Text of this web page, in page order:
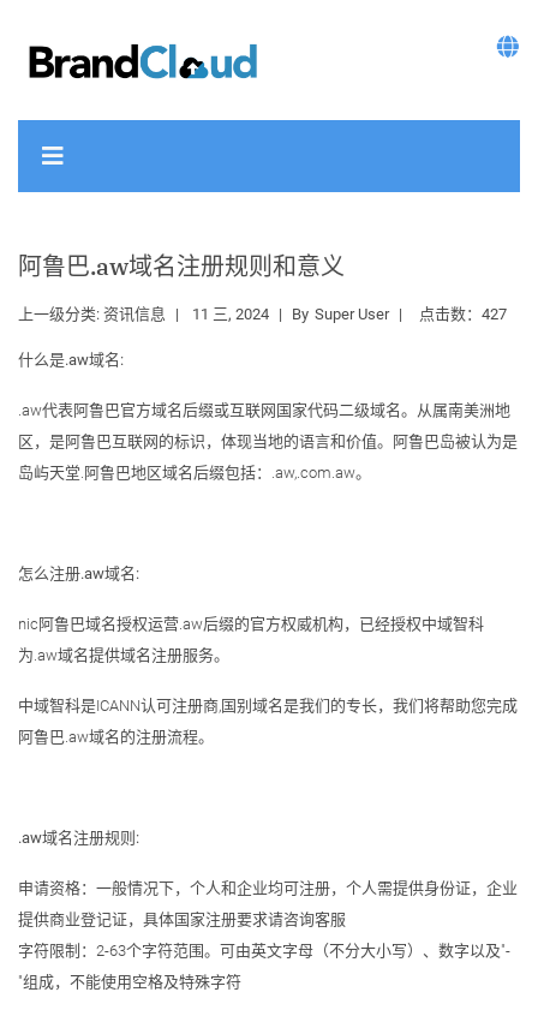
阿鲁巴.aw域名注册规则和意义
上一级分类: 资讯信息 11 三, 2024 By Super User 点击数：427
什么是.aw域名:
.aw代表阿鲁巴官方域名后缀或互联网国家代码二级域名。从属南美洲地
区，是阿鲁巴互联网的标识，体现当地的语言和价值。阿鲁巴岛被认为是
岛屿天堂.阿鲁巴地区域名后缀包括：.aw,.com.aw。
怎么注册.aw域名:
nic阿鲁巴域名授权运营.aw后缀的官方权威机构，已经授权中域智科
为.aw域名提供域名注册服务。
中域智科是ICANN认可注册商,国别域名是我们的专长，我们将帮助您完成
阿鲁巴.aw域名的注册流程。
.aw域名注册规则:
申请资格：一般情况下，个人和企业均可注册，个人需提供身份证，企业
提供商业登记证，具体国家注册要求请咨询客服
字符限制：2-63个字符范围。可由英文字母（不分大小写）、数字以及"-
"组成，不能使用空格及特殊字符